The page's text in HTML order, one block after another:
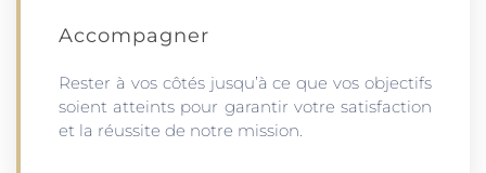
Accompagner
Rester à vos côtés jusqu’à ce que vos objectifs
soient atteints pour garantir votre satisfaction
et la réussite de notre mission.